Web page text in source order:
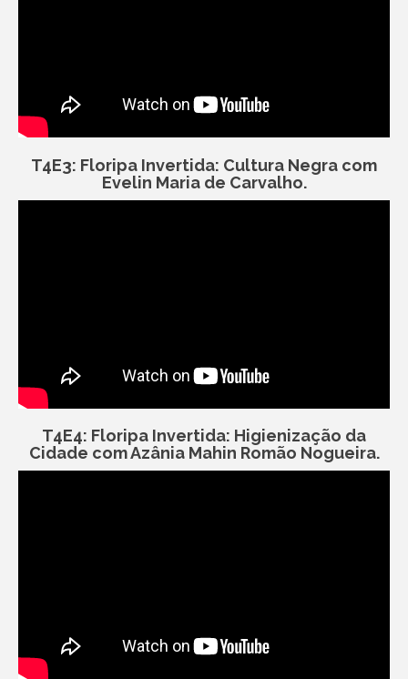
T4E3: Floripa Invertida: Cultura Negra com
Evelin Maria de Carvalho.
T4E4: Floripa Invertida: Higienização da
Cidade com Azânia Mahin Romão Nogueira.